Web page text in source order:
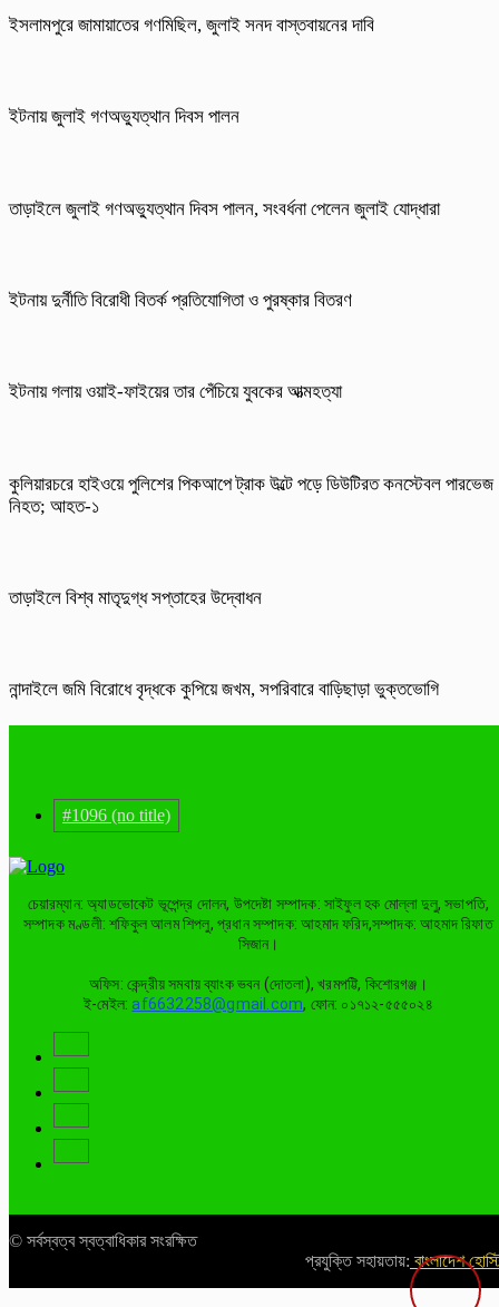
ইসলামপুরে জামায়াতের গণমিছিল, জুলাই সনদ বাস্তবায়নের দাবি
ইটনায় জুলাই গণঅভ্যুত্থান দিবস পালন
তাড়াইলে জুলাই গণঅভ্যুত্থান দিবস পালন, সংবর্ধনা পেলেন জুলাই যোদ্ধারা
ইটনায় দুর্নীতি বিরোধী বিতর্ক প্রতিযোগিতা ও পুরষ্কার বিতরণ
ইটনায় গলায় ওয়াই-ফাইয়ের তার পেঁচিয়ে যুবকের আত্মহত্যা
কুলিয়ারচরে হাইওয়ে পুলিশের পিকআপে ট্রাক উল্টে পড়ে ডিউটিরত কনস্টেবল পারভেজ
নিহত; আহত-১
তাড়াইলে বিশ্ব মাতৃদুগ্ধ সপ্তাহের উদ্বোধন
নান্দাইলে জমি বিরোধে বৃদ্ধকে কুপিয়ে জখম, সপরিবারে বাড়িছাড়া ভুক্তভোগি
#1096 (no title)
চেয়ারম্যান: অ্যাডভোকেট ভূপেন্দ্র দোলন, উপদেষ্টা সম্পাদক: সাইফুল হক মোল্লা দুলু, সভাপতি,
সম্পাদক মণ্ডলী: শফিকুল আলম শিপলু, প্রধান সম্পাদক: আহমাদ ফরিদ,সম্পাদক: আহমাদ রিফাত
সিজান।
অফিস: কেন্দ্রীয় সমবায় ব্যাংক ভবন (দোতলা), খরমপট্টি, কিশোরগঞ্জ।
ই-মেইল:af6632258@gmail.com, ফোন: ০১৭১২-৫৫৫০২৪
© সর্বস্বত্ব স্বত্বাধিকার সংরক্ষিত
প্রযুক্তি সহায়তায়: বাংলাদেশ